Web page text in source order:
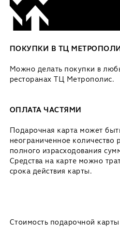
ПОКУПКИ В ТЦ
Можно делать покупки в
ресторанах ТЦ Метрополис.
ОПЛАТА ЧАСТЯМИ
Подарочная карта может
неограниченное количество
полного израсходования
Средства на карте можно
срока действия карты.
Стоимость подарочной